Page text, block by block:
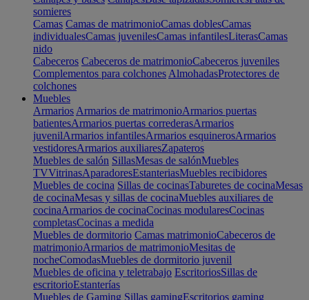
somieres
Camas Camas de matrimonioCamas doblesCamas
individualesCamas juvenilesCamas infantilesLiterasCamas
nido
Cabeceros Cabeceros de matrimonioCabeceros juveniles
Complementos para colchones AlmohadasProtectores de
colchones
Muebles
Armarios Armarios de matrimonioArmarios puertas
batientesArmarios puertas correderasArmarios
juvenilArmarios infantilesArmarios esquinerosArmarios
vestidoresArmarios auxiliaresZapateros
Muebles de salón SillasMesas de salónMuebles
TVVitrinasAparadoresEstanteriasMuebles recibidores
Muebles de cocina Sillas de cocinasTaburetes de cocinaMesas
de cocinaMesas y sillas de cocinaMuebles auxiliares de
cocinaArmarios de cocinaCocinas modularesCocinas
completasCocinas a medida
Muebles de dormitorio Camas matrimonioCabeceros de
matrimonioArmarios de matrimonioMesitas de
nocheComodasMuebles de dormitorio juvenil
Muebles de oficina y teletrabajo EscritoriosSillas de
escritorioEstanterías
Muebles de Gaming Sillas gamingEscritorios gaming